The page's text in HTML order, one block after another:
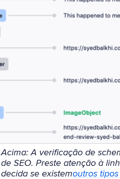
Acima: A verificação de
de SEO. Preste atenção à
decida se existemoutros